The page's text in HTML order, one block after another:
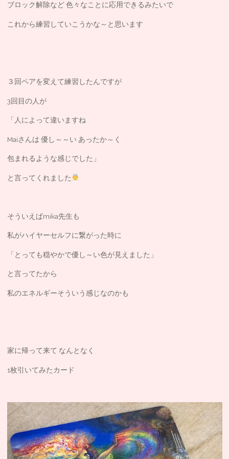
ブロック解除など 色々なことに応用できるみたいで
これから練習していこうかな～と思います
３回ペアを変えて練習したんですが
3回目の人が
「人によって違いますね
Maiさんは 優し～～い あったか～く
包まれるような感じでした」
と言ってくれました
そういえばmika先生も
私がハイヤーセルフに繋がった時に
「とっても穏やかで優し～い色が見えました」
と言ってたから
私のエネルギーそういう感じなのかも
家に帰って来て なんとなく
1枚引いてみたカード